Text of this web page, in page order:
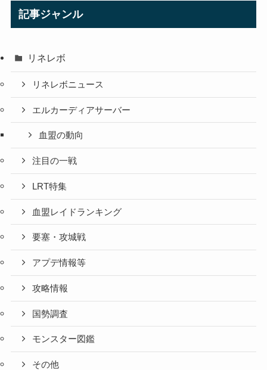
記事ジャンル
リネレボ
リネレボニュース
エルカーディアサーバー
血盟の動向
注目の一戦
LRT特集
血盟レイドランキング
要塞・攻城戦
アプデ情報等
攻略情報
国勢調査
モンスター図鑑
その他